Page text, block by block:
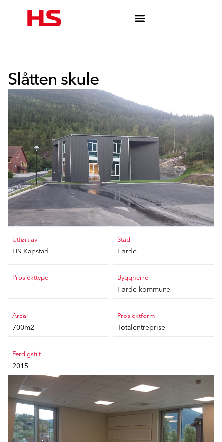
Slåtten skule
Utført av
HS Kapstad
Stad
Førde
Prosjekttype
-
Byggherre
Førde kommune
Areal
700m2
Prosjektform
Totalentreprise
Ferdigstilt
2015